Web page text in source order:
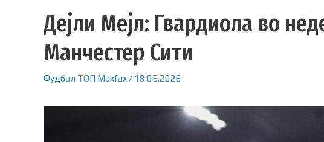
Дејли Мејл: Гвардиола во
Манчестер Сити
Фудбал ТОП Makfax/ 18.05.2026